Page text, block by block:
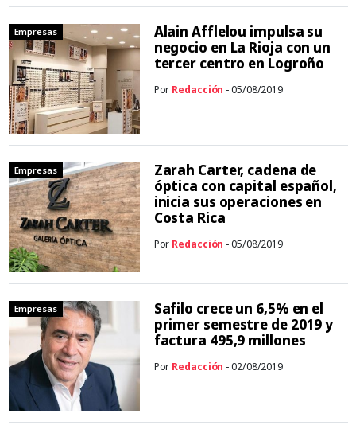
Empresas
Alain Afflelou impulsa su
negocio en La Rioja con un
tercer centro en Logroño
Por Redacción - 05/08/2019
Empresas
Zarah Carter, cadena de
óptica con capital español,
inicia sus operaciones en
Costa Rica
Por Redacción - 05/08/2019
Empresas
Safilo crece un 6,5% en el
primer semestre de 2019 y
factura 495,9 millones
Por Redacción - 02/08/2019